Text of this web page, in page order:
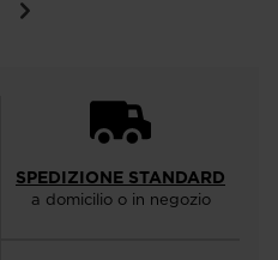
SPEDIZIONE STANDARD
a domicilio o in negozio